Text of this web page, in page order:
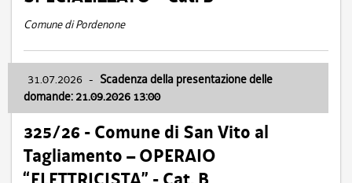
Comune di Pordenone
31.07.2026 - Scadenza della presentazione delle
domande: 21.09.2026 13:00
325/26 - Comune di San Vito al
Tagliamento – OPERAIO